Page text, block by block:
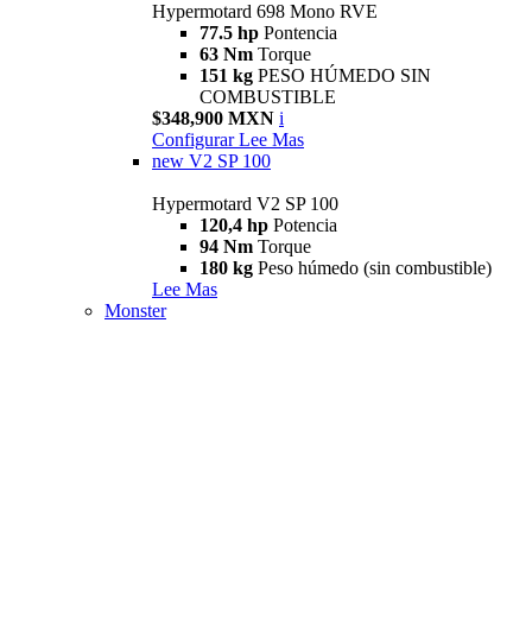
Hypermotard 698 Mono RVE
77.5 hp Pontencia
63 Nm Torque
151 kg PESO HÚMEDO SIN
COMBUSTIBLE
$348,900 MXN i
Configurar Lee Mas
new V2 SP 100
Hypermotard V2 SP 100
120,4 hp Potencia
94 Nm Torque
180 kg Peso húmedo (sin combustible)
Lee Mas
Monster